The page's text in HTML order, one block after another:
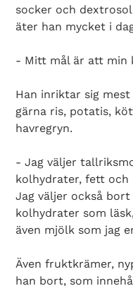
socker och
äter han mycket i
- Mitt mål är att min
Han inriktar sig
gärna ris, potatis,
havregryn.
- Jag väljer
kolhydrater, fett och
Jag väljer också
kolhydrater som
även mjölk som jag
Även fruktkrämer,
han bort, som